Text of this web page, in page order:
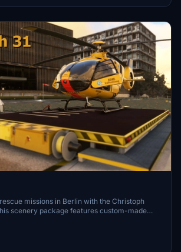
missions in Berlin with the Christoph
scenery package features custom-made
mission locations across the city. Embark on
with Christoph 31 or perform intensive
with Christoph Berlin. Explore various